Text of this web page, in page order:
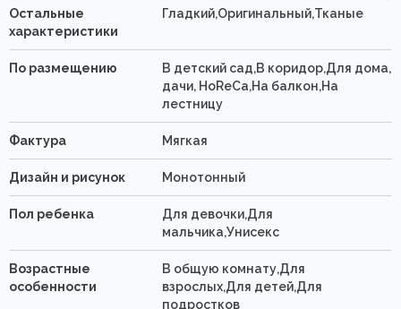
Остальные
характеристики
Гладкий,Оригинальный,Тканые
По размещению
В детский сад,В коридор,Для дома,
дачи, HoReCa,На балкон,На
лестницу
Фактура Мягкая
Дизайн и рисунок Монотонный
Пол ребенка
Для девочки,Для
мальчика,Унисекс
Возрастные
особенности
В общую комнату,Для
взрослых,Для детей,Для
подростков